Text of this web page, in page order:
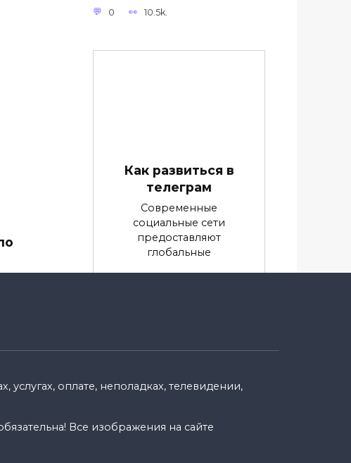
0 10.5k.
Как развиться в
телеграм
Современные
социальные сети
предоставляют
глобальные
оплате, неполадках, телевидении,
Все изображения на сайте